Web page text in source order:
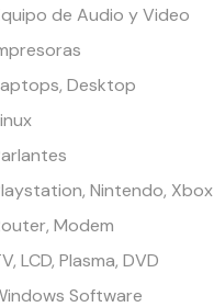
de Audio y Video
Desktop
Nintendo, Xbox
Modem
LCD, Plasma, DVD
Software